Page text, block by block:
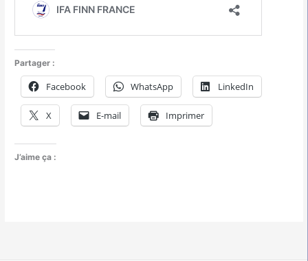
Partager :
Facebook WhatsApp LinkedIn
X E-mail Imprimer
J’aime ça :